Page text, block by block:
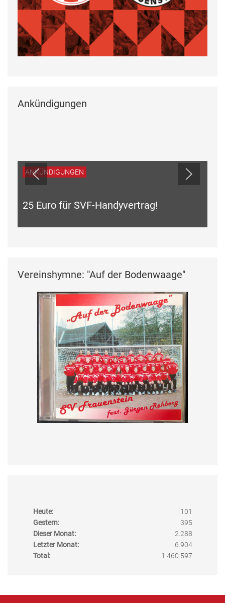
Ankündigungen
ANKÜNDIGUNGEN
25 Euro für SVF-Handyvertrag!
Vereinshymne: "Auf der Bodenwaage"
Heute:
101
Gestern:
395
Dieser Monat:
2.288
Letzter Monat:
6.904
Total:
1.460.597